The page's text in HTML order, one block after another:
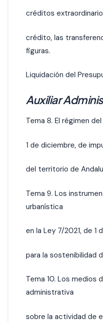
créditos
crédito, las
figuras.
Liquidación del
Auxiliar
Tema 8. El régimen
1 de diciembre, de
del territorio de
Tema 9. Los
urbanística
en la Ley 7/2021, de 1
para la sostenibilidad
Tema 10. Los medios
administrativa
sobre la actividad de